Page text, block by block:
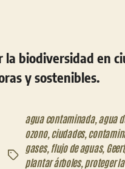
la biodiversidad en
y sostenibles.
Etiquetas
agua contaminada, agua
ozono, ciudades,
gases, flujo de aguas,
plantar árboles, proteger